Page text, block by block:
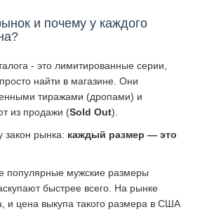
и почему у каждого
- это лимитированные серии,
найти в магазине. Они
тиражами (дропами) и
из продажи (Sold Out).
закон рынка: каждый размер — это
популярные мужские размеры
быстрее всего. На рынке
и цена выкупа такого размера в США